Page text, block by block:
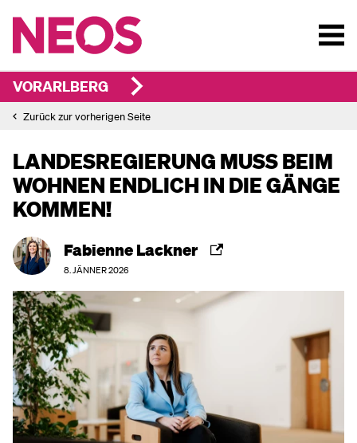
VORARLBERG
Zurück zur vorherigen Seite
LANDESREGIERUNG MUSS BEIM
WOHNEN ENDLICH IN DIE GÄNGE
KOMMEN!
Fabienne Lackner
8. JÄNNER 2026